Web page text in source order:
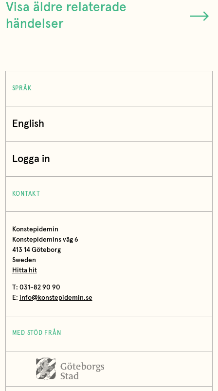
Visa äldre relaterade
händelser
SPRÅK
English
Logga in
KONTAKT
Konstepidemin
Konstepidemins väg 6
413 14 Göteborg
Sweden
Hitta hit
T: 031-82 90 90
E: info@konstepidemin.se
MED STÖD FRÅN